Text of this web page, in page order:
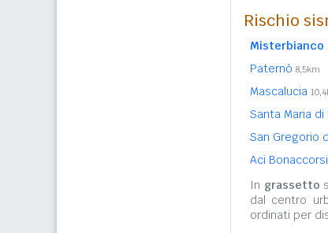
Rischio
Misterbianco
Paternò 8,5km
Mascalucia
Santa Maria di
San Gregorio
Aci Bonaccorsi
In grassetto
dal centro
ordinati per